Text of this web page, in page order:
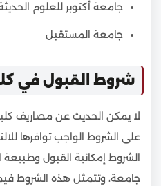
جامعة أكتوبر للعلوم
جامعة المستقبل
شروط القبول في
لا يمكن الحديث عن مصاريف
على الشروط الواجب توافرها
الشروط إمكانية القبول
جامعة، وتتمثل هذه الشروط